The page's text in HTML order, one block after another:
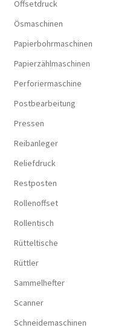
Offsetdruck
Ösmaschinen
Papierbohrmaschinen
Papierzählmaschinen
Perforiermaschine
Postbearbeitung
Pressen
Reibanleger
Reliefdruck
Restposten
Rollenoffset
Rollentisch
Rütteltische
Rüttler
Sammelhefter
Scanner
Schneidemaschinen